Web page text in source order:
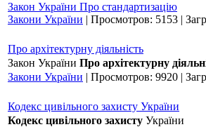
Закон України Про стандартизацію
Закони України | Просмотров: 5153 |
Про архітектурну діяльність
Закон України Про архітектурну
Закони України | Просмотров: 9920 |
Кодекс цивільного захисту України
Кодекс цивільного захисту України